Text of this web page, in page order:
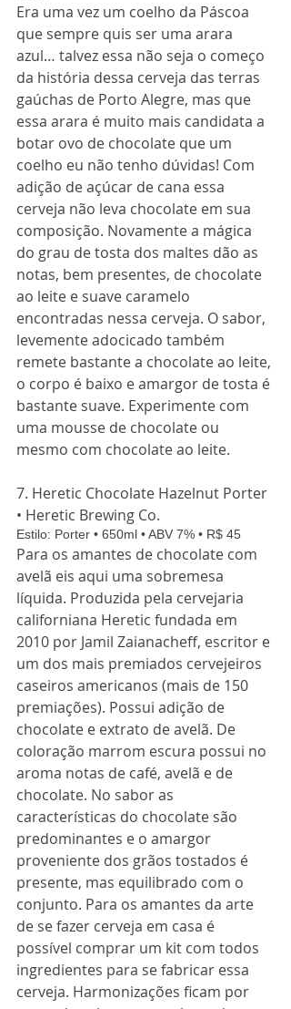
Era uma vez um coelho da Páscoa
que sempre quis ser uma arara
azul… talvez essa não seja o começo
da história dessa cerveja das terras
gaúchas de Porto Alegre, mas que
essa arara é muito mais candidata a
botar ovo de chocolate que um
coelho eu não tenho dúvidas! Com
adição de açúcar de cana essa
cerveja não leva chocolate em sua
composição. Novamente a mágica
do grau de tosta dos maltes dão as
notas, bem presentes, de chocolate
ao leite e suave caramelo
encontradas nessa cerveja. O sabor,
levemente adocicado também
remete bastante a chocolate ao leite,
o corpo é baixo e amargor de tosta é
bastante suave. Experimente com
uma mousse de chocolate ou
mesmo com chocolate ao leite.
7. Heretic Chocolate Hazelnut Porter
• Heretic Brewing Co.
Estilo: Porter • 650ml • ABV 7% • R$ 45
Para os amantes de chocolate com
avelã eis aqui uma sobremesa
líquida. Produzida pela cervejaria
californiana Heretic fundada em
2010 por Jamil Zaianacheff, escritor e
um dos mais premiados cervejeiros
caseiros americanos (mais de 150
premiações). Possui adição de
chocolate e extrato de avelã. De
coloração marrom escura possui no
aroma notas de café, avelã e de
chocolate. No sabor as
características do chocolate são
predominantes e o amargor
proveniente dos grãos tostados é
presente, mas equilibrado com o
conjunto. Para os amantes da arte
de se fazer cerveja em casa é
possível comprar um kit com todos
ingredientes para se fabricar essa
cerveja. Harmonizações ficam por